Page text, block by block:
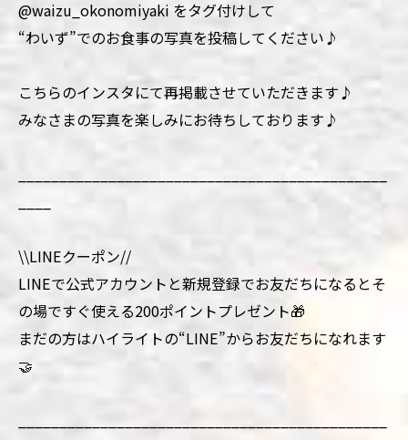
@waizu_okonomiyaki をタグ付けして
“わいず”でのお食事の写真を投稿してください♪
こちらのインスタにて再掲載させていただきます♪
みなさまの写真を楽しみにお待ちしております♪
\\LINEクーポン//
LINEで公式アカウントと新規登録でお友だちになるとそ
の場ですぐ使える200ポイントプレゼント🎁
まだの方はハイライトの“LINE”からお友だちになれます
🤝